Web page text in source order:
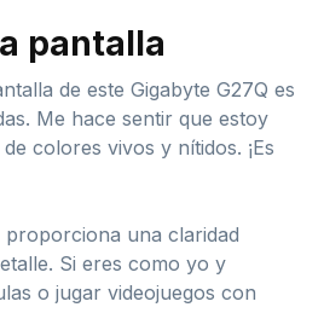
pantalla
de este Gigabyte G27Q es
Me hace sentir que estoy
colores vivos y nítidos. ¡Es
una claridad
Si eres como yo y
o jugar videojuegos con